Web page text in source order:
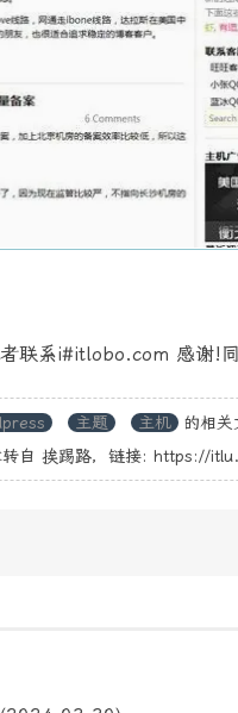
联系i#itlobo.com 感谢!
主题 主机
的相关
自 挨踢路，链接: https://